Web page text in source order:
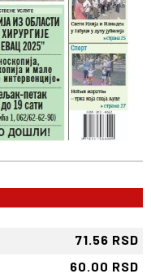
71.56 RSD
60.00 RSD